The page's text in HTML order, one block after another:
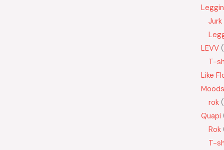
Jurk
LEVV
T-
Like
rok
Quapi
Rok
T-